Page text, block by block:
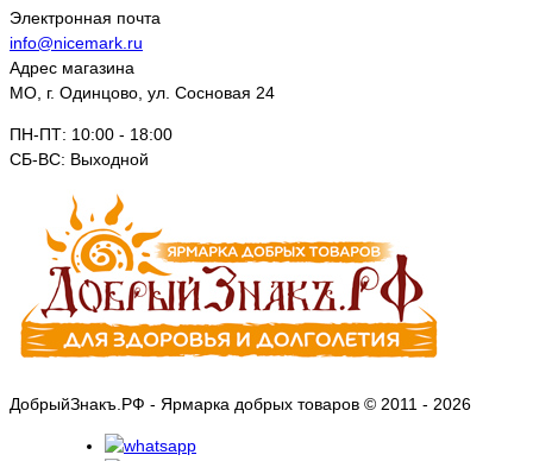
Электронная почта
info@nicemark.ru
Адрес магазина
МО, г. Одинцово, ул. Сосновая 24
ПН-ПТ: 10:00 - 18:00
СБ-ВС: Выходной
ДобрыйЗнакъ.РФ - Ярмарка добрых товаров © 2011 - 2026